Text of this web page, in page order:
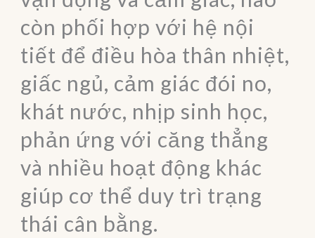
còn phối hợp với hệ nội
tiết để điều hòa thân nhiệt,
giấc ngủ, cảm giác đói no,
khát nước, nhịp sinh học,
phản ứng với căng thẳng
và nhiều hoạt động khác
giúp cơ thể duy trì trạng
thái cân bằng.